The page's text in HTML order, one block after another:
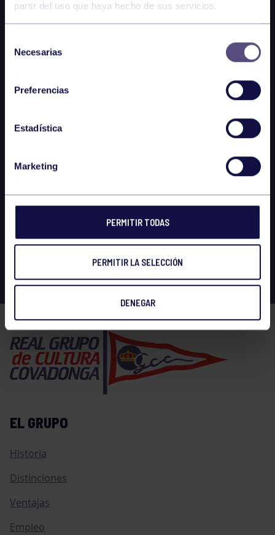
partir del uso que haya hecho de sus servicios.
Necesarias
Preferencias
Estadística
Marketing
PERMITIR TODAS
PERMITIR LA SELECCIÓN
DENEGAR
EL GRUPO
Historia
Distinciones
Ventajas
Empleo